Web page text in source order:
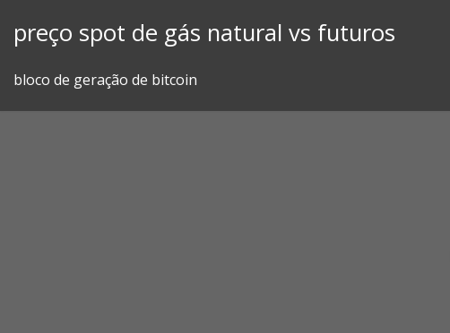
preço spot de gás natural vs futuros
bloco de geração de bitcoin